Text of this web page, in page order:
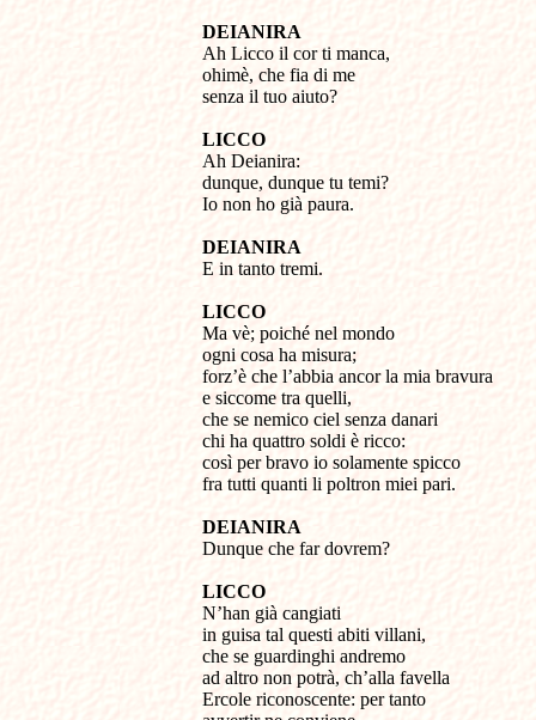
DEIANIRA
Ah Licco il cor ti manca,
ohimè, che fia di me
senza il tuo aiuto?
LICCO
Ah Deianira:
dunque, dunque tu temi?
Io non ho già paura.
DEIANIRA
E in tanto tremi.
LICCO
Ma vè; poiché nel mondo
ogni cosa ha misura;
forz’è che l’abbia ancor la mia bravura
e siccome tra quelli,
che se nemico ciel senza danari
chi ha quattro soldi è ricco:
così per bravo io solamente spicco
fra tutti quanti li poltron miei pari.
DEIANIRA
Dunque che far dovrem?
LICCO
N’han già cangiati
in guisa tal questi abiti villani,
che se guardinghi andremo
ad altro non potrà, ch’alla favella
Ercole riconoscente: per tanto